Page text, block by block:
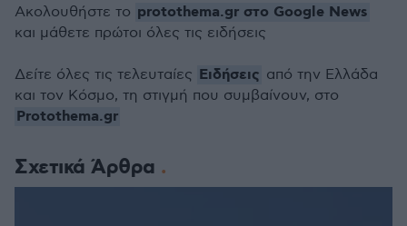
Σχετικά Άρθρα
Ακολουθήστε το protothema.gr στο Google News
και μάθετε πρώτοι όλες τις ειδήσεις
Δείτε όλες τις τελευταίες Ειδήσεις από την Ελλάδα
και τον Κόσμο, τη στιγμή που συμβαίνουν, στο
Protothema.gr